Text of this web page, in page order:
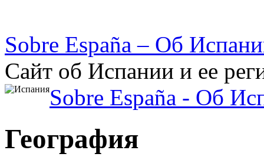
Sobre España – Об
Сайт об Испании и ее
Sobre España - Об
География